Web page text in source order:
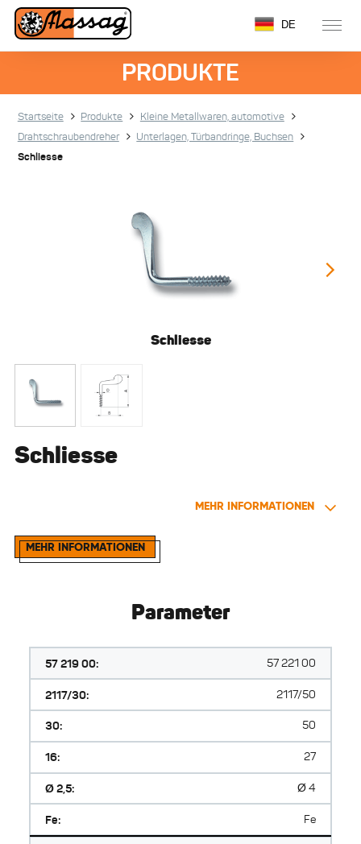
DE
PRODUKTE
Startseite Produkte
Kleine Metallwaren, automotive
Drahtschraubendreher
Unterlagen, Türbandringe, Buchsen
Schliesse
Schliesse
Schliesse
MEHR INFORMATIONEN
MEHR INFORMATIONEN
Parameter
57 219 00: 57 221 00
2117/30: 2117/50
30: 50
16: 27
Ø 2,5: Ø 4
Fe: Fe